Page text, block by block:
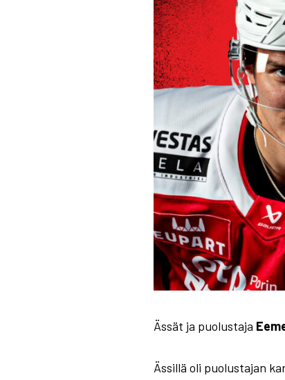
Ässät ja puolustaja
Ässillä oli puolustajan